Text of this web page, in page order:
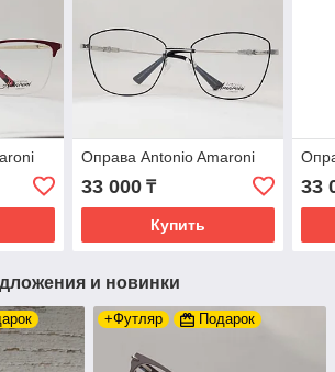
Оправа Antonio Amaroni
33 000₸
Купить
33
и новинки
+Футляр Подарок